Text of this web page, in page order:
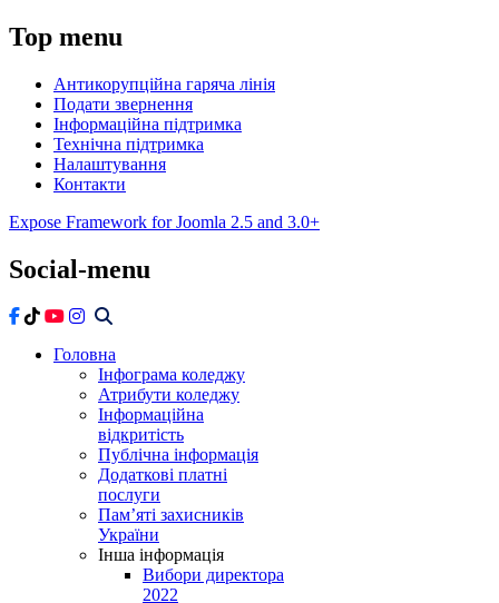
Top menu
Антикорупційна гаряча лінія
Подати звернення
Інформаційна підтримка
Технічна підтримка
Налаштування
Контакти
Expose Framework for Joomla 2.5 and 3.0+
Social-menu
Головна
Інфограма коледжу
Атрибути коледжу
Інформаційна
відкритість
Публічна інформація
Додаткові платні
послуги
Пам’яті захисників
України
Інша інформація
Вибори директора
2022